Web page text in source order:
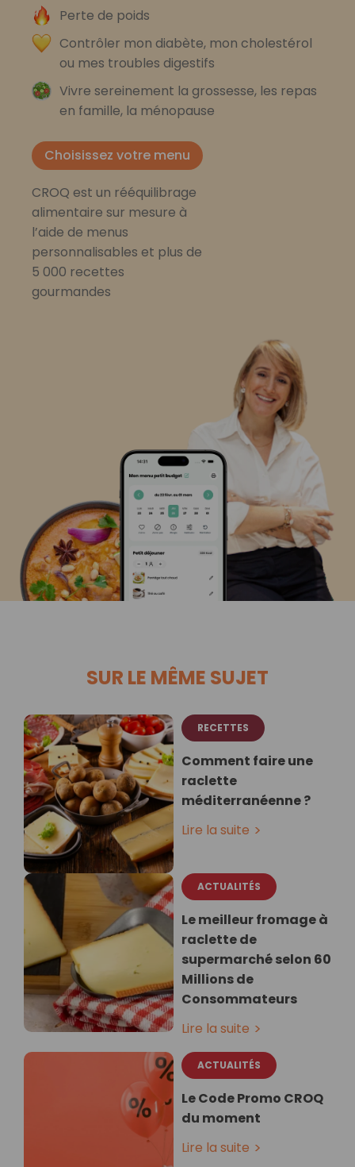
Perte de poids
Contrôler mon diabète, mon cholestérol
ou mes troubles digestifs
Vivre sereinement la grossesse, les repas
en famille, la ménopause
Choisissez votre menu
CROQ est un rééquilibrage
alimentaire sur mesure à
l’aide de menus
personnalisables et plus de
5 000 recettes
gourmandes
SUR LE MÊME SUJET
RECETTES
Comment faire une
raclette
méditerranéenne ?
Lire la suite
ACTUALITÉS
Le meilleur fromage à
raclette de
supermarché selon 60
Millions de
Consommateurs
Lire la suite
ACTUALITÉS
Le Code Promo CROQ
du moment
Lire la suite